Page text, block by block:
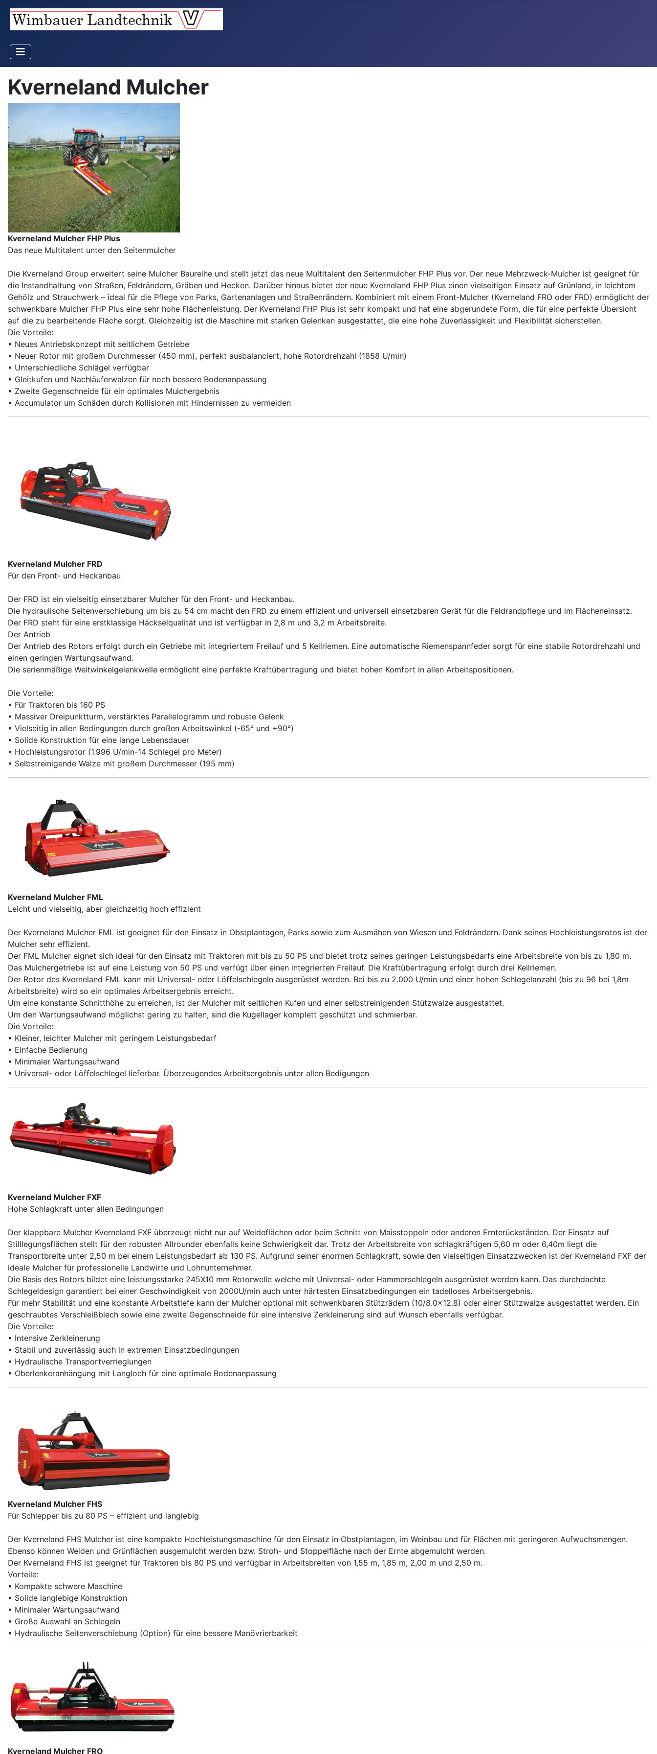
Kverneland Mulcher
Kverneland Mulcher FHP Plus
Das neue Multitalent unter den Seitenmulcher
Die Kverneland Group erweitert seine Mulcher Baureihe und stellt jetzt das neue Multitalent den Seitenmulcher FHP Plus vor. Der neue Mehrzweck-Mulcher ist geeignet für
die Instandhaltung von Straßen, Feldrändern, Gräben und Hecken. Darüber hinaus bietet der neue Kverneland FHP Plus einen vielseitigen Einsatz auf Grünland, in leichtem
Gehölz und Strauchwerk – ideal für die Pflege von Parks, Gartenanlagen und Straßenrändern. Kombiniert mit einem Front-Mulcher (Kverneland FRO oder FRD) ermöglicht der
schwenkbare Mulcher FHP Plus eine sehr hohe Flächenleistung. Der Kverneland FHP Plus ist sehr kompakt und hat eine abgerundete Form, die für eine perfekte Übersicht
auf die zu bearbeitende Fläche sorgt. Gleichzeitig ist die Maschine mit starken Gelenken ausgestattet, die eine hohe Zuverlässigkeit und Flexibilität sicherstellen.
Die Vorteile:
• Neues Antriebskonzept mit seitlichem Getriebe
• Neuer Rotor mit großem Durchmesser (450 mm), perfekt ausbalanciert, hohe Rotordrehzahl (1858 U/min)
• Unterschiedliche Schlägel verfügbar
• Gleitkufen und Nachläuferwalzen für noch bessere Bodenanpassung
• Zweite Gegenschneide für ein optimales Mulchergebnis
• Accumulator um Schäden durch Kollisionen mit Hindernissen zu vermeiden
Kverneland Mulcher FRD
Für den Front- und Heckanbau
Der FRD ist ein vielseitig einsetzbarer Mulcher für den Front- und Heckanbau.
Die hydraulische Seitenverschiebung um bis zu 54 cm macht den FRD zu einem effizient und universell einsetzbaren Gerät für die Feldrandpflege und im Flächeneinsatz.
Der FRD steht für eine erstklassige Häckselqualität und ist verfügbar in 2,8 m und 3,2 m Arbeitsbreite.
Der Antrieb
Der Antrieb des Rotors erfolgt durch ein Getriebe mit integriertem Freilauf und 5 Keilriemen. Eine automatische Riemenspannfeder sorgt für eine stabile Rotordrehzahl und
einen geringen Wartungsaufwand.
Die serienmäßige Weitwinkelgelenkwelle ermöglicht eine perfekte Kraftübertragung und bietet hohen Komfort in allen Arbeitspositionen.
Die Vorteile:
• Für Traktoren bis 160 PS
• Massiver Dreipunktturm, verstärktes Parallelogramm und robuste Gelenk
• Vielseitig in allen Bedingungen durch großen Arbeitswinkel (-65° und +90°)
• Solide Konstruktion für eine lange Lebensdauer
• Hochleistungsrotor (1.996 U/min-14 Schlegel pro Meter)
• Selbstreinigende Walze mit großem Durchmesser (195 mm)
Kverneland Mulcher FML
Leicht und vielseitig, aber gleichzeitig hoch effizient
Der Kverneland Mulcher FML ist geeignet für den Einsatz in Obstplantagen, Parks sowie zum Ausmähen von Wiesen und Feldrändern. Dank seines Hochleistungsrotos ist der
Mulcher sehr effizient.
Der FML Mulcher eignet sich ideal für den Einsatz mit Traktoren mit bis zu 50 PS und bietet trotz seines geringen Leistungsbedarfs eine Arbeitsbreite von bis zu 1,80 m.
Das Mulchergetriebe ist auf eine Leistung von 50 PS und verfügt über einen integrierten Freilauf. Die Kraftübertragung erfolgt durch drei Keilriemen.
Der Rotor des Kverneland FML kann mit Universal- oder Löffelschlegeln ausgerüstet werden. Bei bis zu 2.000 U/min und einer hohen Schlegelanzahl (bis zu 96 bei 1,8m
Arbeitsbreite) wird so ein optimales Arbeitsergebnis erreicht.
Um eine konstante Schnitthöhe zu erreichen, ist der Mulcher mit seitlichen Kufen und einer selbstreinigenden Stützwalze ausgestattet.
Um den Wartungsaufwand möglichst gering zu halten, sind die Kugellager komplett geschützt und schmierbar.
Die Vorteile:
• Kleiner, leichter Mulcher mit geringem Leistungsbedarf
• Einfache Bedienung
• Minimaler Wartungsaufwand
• Universal- oder Löffelschlegel lieferbar. Überzeugendes Arbeitsergebnis unter allen Bedigungen
Kverneland Mulcher FXF
Hohe Schlagkraft unter allen Bedingungen
Der klappbare Mulcher Kverneland FXF überzeugt nicht nur auf Weideflächen oder beim Schnitt von Maisstoppeln oder anderen Ernterückständen. Der Einsatz auf
Stilllegungsflächen stellt für den robusten Allrounder ebenfalls keine Schwierigkeit dar. Trotz der Arbeitsbreite von schlagkräftigen 5,60 m oder 6,40m liegt die
Transportbreite unter 2,50 m bei einem Leistungsbedarf ab 130 PS. Aufgrund seiner enormen Schlagkraft, sowie den vielseitigen Einsatzzwecken ist der Kverneland FXF der
ideale Mulcher für professionelle Landwirte und Lohnunternehmer.
Die Basis des Rotors bildet eine leistungsstarke 245X10 mm Rotorwelle welche mit Universal- oder Hammerschlegeln ausgerüstet werden kann. Das durchdachte
Schlegeldesign garantiert bei einer Geschwindigkeit von 2000U/min auch unter härtesten Einsatzbedingungen ein tadelloses Arbeitsergebnis.
Für mehr Stabilität und eine konstante Arbeitstiefe kann der Mulcher optional mit schwenkbaren Stützrädern (10/8.0x12.8) oder einer Stützwalze ausgestattet werden. Ein
geschraubtes Verschleißblech sowie eine zweite Gegenschneide für eine intensive Zerkleinerung sind auf Wunsch ebenfalls verfügbar.
Die Vorteile:
• Intensive Zerkleinerung
• Stabil und zuverlässig auch in extremen Einsatzbedingungen
• Hydraulische Transportverrieglungen
• Oberlenkeranhängung mit Langloch für eine optimale Bodenanpassung
Kverneland Mulcher FHS
Für Schlepper bis zu 80 PS – effizient und langlebig
Der Kverneland FHS Mulcher ist eine kompakte Hochleistungsmaschine für den Einsatz in Obstplantagen, im Weinbau und für Flächen mit geringeren Aufwuchsmengen.
Ebenso können Weiden und Grünflächen ausgemulcht werden bzw. Stroh- und Stoppelfläche nach der Ernte abgemulcht werden.
Der Kverneland FHS ist geeignet für Traktoren bis 80 PS und verfügbar in Arbeitsbreiten von 1,55 m, 1,85 m, 2,00 m und 2,50 m.
Vorteile:
• Kompakte schwere Maschine
• Solide langlebige Konstruktion
• Minimaler Wartungsaufwand
• Große Auswahl an Schlegeln
• Hydraulische Seitenverschiebung (Option) für eine bessere Manövrierbarkeit
Kverneland Mulcher FRO